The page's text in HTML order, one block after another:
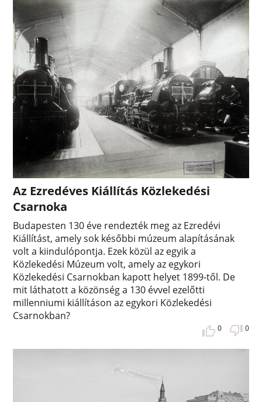
Az Ezredéves Kiállítás Közlekedési
Csarnoka
Budapesten 130 éve rendezték meg az Ezredévi
Kiállítást, amely sok későbbi múzeum alapításának
volt a kiindulópontja. Ezek közül az egyik a
Közlekedési Múzeum volt, amely az egykori
Közlekedési Csarnokban kapott helyet 1899-től. De
mit láthatott a közönség a 130 évvel ezelőtti
millenniumi kiállításon az egykori Közlekedési
Csarnokban?
0 0